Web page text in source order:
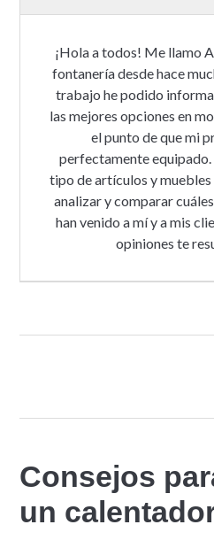
¡Hola a todos! Me llamo
fontanería desde hace
trabajo he podido
las mejores opciones en
el punto de que mi
perfectamente
tipo de artículos y
analizar y comparar
han venido a mí y a mis
opiniones te
Consejos
un